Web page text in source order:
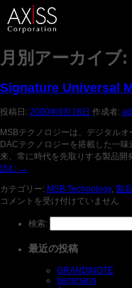
月別アーカイブ:
Signature Universal
投稿日: 2000年9月18日 作成者:
MSBテクノロジーは、デジタル
DACテクノロジーを搭載した一
来、常に時代を先取りする製品
読む →
カテゴリー: MSB Technology, 製
コメントを受け付けていません
検索:
最近の投稿
GRANDINOTE
bergmann